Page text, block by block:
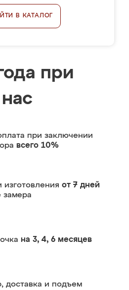
В КАТАЛОГ
при
при заключении
всего 10%
изготовления от 7 дней
замера
на 3, 4, 6 месяцев
доставка и подъем